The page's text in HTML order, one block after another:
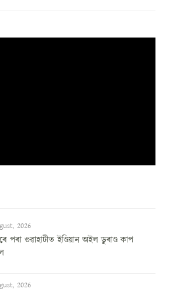
2026
পৰা গুৱাহাটীত ইণ্ডিয়ান অইল ডুৰাণ্ড কাপ
2026